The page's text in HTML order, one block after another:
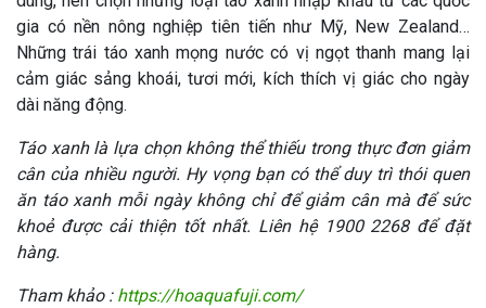
gia có nền nông nghiệp tiên tiến như Mỹ, New Zealand…
Những trái táo xanh mọng nước có vị ngọt thanh mang lại
cảm giác sảng khoái, tươi mới, kích thích vị giác cho ngày
dài năng động.
Táo xanh là lựa chọn không thể thiếu trong thực đơn giảm
cân của nhiều người. Hy vọng bạn có thể duy trì thói quen
ăn táo xanh mỗi ngày không chỉ để giảm cân mà để sức
khoẻ được cải thiện tốt nhất. Liên hệ 1900 2268 để đặt
hàng.
Tham khảo : https://hoaquafuji.com/